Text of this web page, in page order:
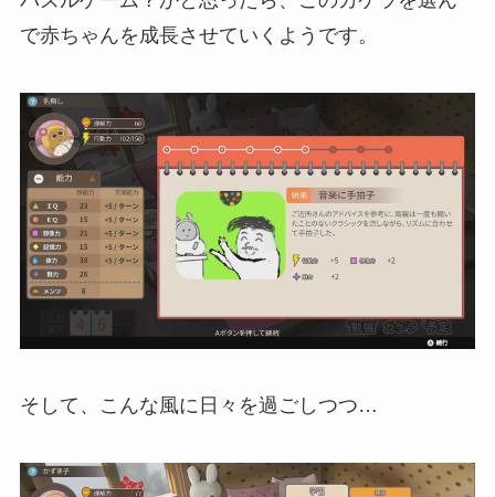
で赤ちゃんを成長させていくようです。
そして、こんな風に日々を過ごしつつ…